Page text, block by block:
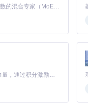
一个示例关卡，WFC 可
Kimi K3 是Kimi能力最强的模型：这是一个拥有 2.8 万亿参数的混合专家（MoE）模型，具备原生视觉理解能力，并支持 100 万 token 的上下文窗口。
「源启盛夏」暑期校园开发者成长计划旨在激活校园开源力量，通过积分激励、认证扶持、资源倾斜等形式，引导高校组织和开发者完成「入驻 — 建项目 — 做贡献 — 获认证 — 得资源」的完整闭环。无论你是想带领社团入驻平台的组织者，还是希望用代码贡献证明自己的开发者，都能在这里找到属于你的成长路径。